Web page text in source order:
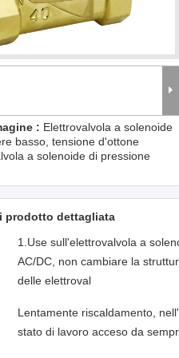
: Elettrovalvola a solenoide
basso, tensione d'ottone
a solenoide di pressione
prodotto dettagliata
1.Use sull'elettrovalvola a
AC/DC, non cambiare la
delle elettroval
Lentamente riscaldamento,
stato di lavoro acceso da